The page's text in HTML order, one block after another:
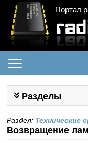
Портал
Разделы
Раздел: Технические
Возвращение